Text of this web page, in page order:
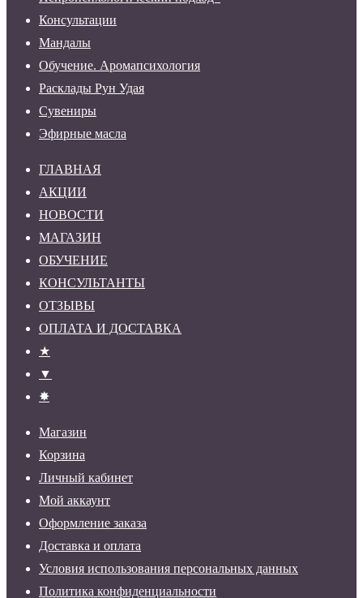
Консультации
Мандалы
Обучение. Аромапсихология
Расклады Рун Удая
Сувениры
Эфирные масла
ГЛАВНАЯ
АКЦИИ
НОВОСТИ
МАГАЗИН
ОБУЧЕНИЕ
КОНСУЛЬТАНТЫ
ОТЗЫВЫ
ОПЛАТА И ДОСТАВКА
★
▼
✸
Магазин
Корзина
Личный кабинет
Мой аккаунт
Оформление заказа
Доставка и оплата
Условия использования персональных данных
Политика конфиденциальности